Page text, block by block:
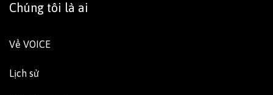
Chúng tôi là ai
Về VOICE
Lịch sử